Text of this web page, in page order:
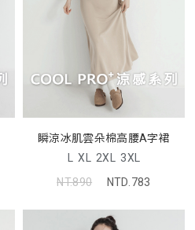
瞬涼冰肌雲朵棉高腰A字裙
L XL 2XL 3XL
NT.890
NTD.783